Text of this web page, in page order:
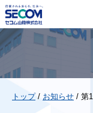
このページの本文へ
現
トップ/ お知らせ / 第